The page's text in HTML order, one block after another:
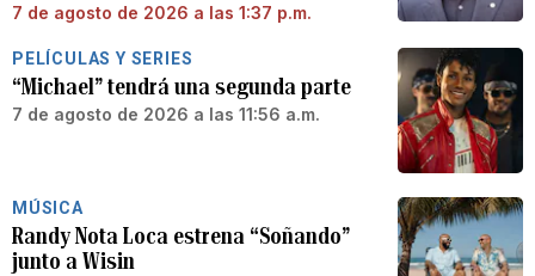
7 de agosto de 2026 a las 1:37 p.m.
PELÍCULAS Y SERIES
“Michael” tendrá una segunda parte
7 de agosto de 2026 a las 11:56 a.m.
MÚSICA
Randy Nota Loca estrena “Soñando”
junto a Wisin